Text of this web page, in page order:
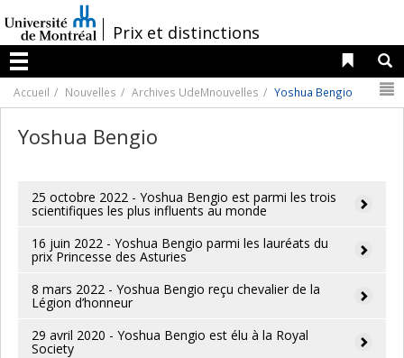
au
contenu
/Prix et distinctions
Menu
Liens
Accueil Nouvelles Archives UdeMnouvelles Yoshua Bengio
Yoshua Bengio
25 octobre 2022 - Yoshua Bengio est parmi les trois
scientifiques les plus influents au monde
16 juin 2022 - Yoshua Bengio parmi les lauréats du
prix Princesse des Asturies
8 mars 2022 - Yoshua Bengio reçu chevalier de la
Légion d’honneur
29 avril 2020 - Yoshua Bengio est élu à la Royal
Society